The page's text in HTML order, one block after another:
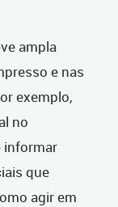
ampla
e nas
exemplo,
no
informar
que
agir em